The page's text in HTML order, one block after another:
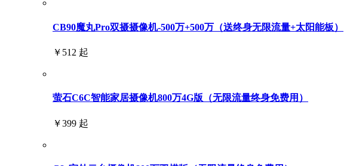
CB90魔丸Pro双摄摄像机-500万+500万（送终身无限流量+太阳能板）
￥512 起
萤石C6C智能家居摄像机800万4G版（无限流量终身免费用）
￥399 起